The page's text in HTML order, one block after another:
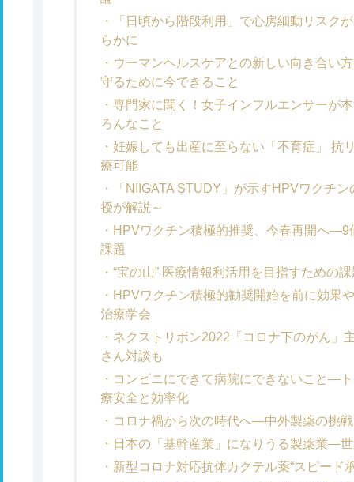
「日頃から階段利用」で心房細動リスク
らかに
ウーマンヘルスケアとの新しい向き合い
守るために今できること
専門家に聞く！女子インフルエンサーが
ろんなこと
妊娠しても出産に至らない「不育症」 抗
療可能
「NIIGATA STUDY」が示すHPVワクチ
授が解説～
HPVワクチン積極的推奨、今春再開へ―9
課題
“宝の山” 医療情報利活用を目指すための
HPVワクチン積極的勧奨開始を前に効果
治療学会
ネクストリボン2022「コロナ下のがん」
さん対談も
コンビニにできて病院にできないこと―
療安全と効率化
コロナ禍から次の時代へ―中外製薬の挑戦
日本の「基幹産業」になりうる製薬業―
新型コロナ対応抗体カクテル薬“スピード